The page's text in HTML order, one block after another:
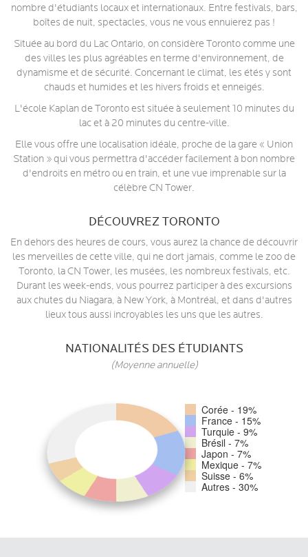
nombre d'étudiants locaux et internationaux. Entre festivals, bars,
boîtes de nuit, spectacles, vous ne vous ennuierez pas !
Située au bord du Lac Ontario, on considère Toronto comme une
des villes les plus agréables en terme d'environnement, de
dynamisme et de sécurité. Concernant le climat, les étés y sont
chauds et humides et les hivers froids et enneigés.
L'école Kaplan de Toronto est située à seulement 10 minutes du
lac et à 20 minutes du centre-ville.
Elle vous offre une localisation idéale, proche de la gare « Union
Station » qui vous permettra d'accéder facilement à bon nombre
d'endroits en métro ou en train, et une vue imprenable sur la
célèbre CN Tower.
DÉCOUVREZ TORONTO
En dehors des heures de cours, vous aurez la chance de découvrir
les merveilles de cette ville, qui ne dort jamais, comme le zoo de
Toronto, la CN Tower, les musées, les nombreux festivals, etc.
Durant les week-ends, vous pourrez participer à des excursions
aux chutes du Niagara, à New York, à Montréal, et dans d'autres
lieux tous aussi incroyables les uns que les autres.
NATIONALITÉS DES ÉTUDIANTS
(Moyenne annuelle)
Corée - 19%
France - 15%
Turquie - 9%
Brésil - 7%
Japon - 7%
Mexique - 7%
Suisse - 6%
Autres - 30%